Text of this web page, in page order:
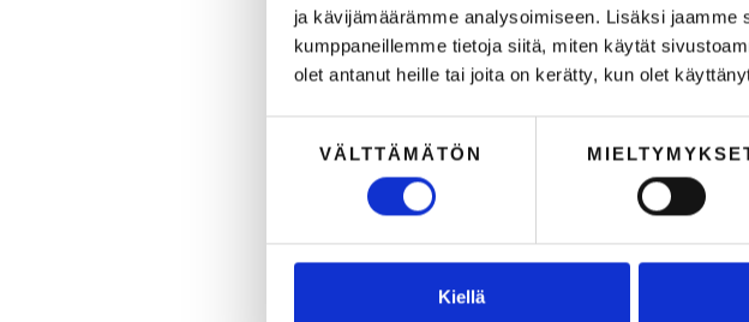
ja kävijämäärämme analysoimiseen. Lisäksi
kumppaneillemme tietoja siitä, miten käytät
olet antanut heille tai joita on kerätty, kun olet
VÄLTTÄMÄTÖN
Kiellä